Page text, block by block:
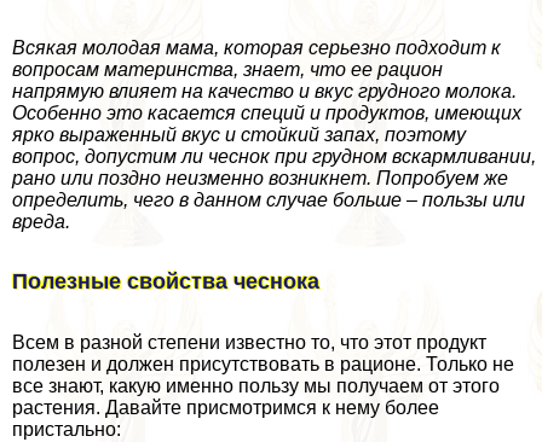
Всякая молодая мама, которая серьезно подходит к
вопросам материнства, знает, что ее рацион
напрямую влияет на качество и вкус грудного молока.
Особенно это касается специй и продуктов, имеющих
ярко выраженный вкус и стойкий запах, поэтому
вопрос, допустим ли чеснок при грудном вскармливании,
рано или поздно неизменно возникнет. Попробуем же
определить, чего в данном случае больше – пользы или
вреда.
Полезные свойства чеснока
Всем в разной степени известно то, что этот продукт
полезен и должен присутствовать в рационе. Только не
все знают, какую именно пользу мы получаем от этого
растения. Давайте присмотримся к нему более
пристально: